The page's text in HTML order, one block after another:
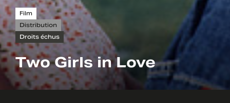
Film
Distribution
Droits échus
Two Girls in Love